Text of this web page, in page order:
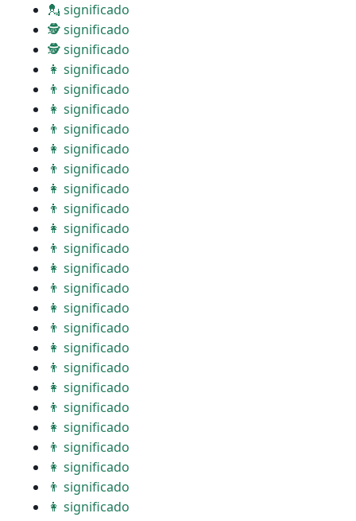
💂 significado
🕵 significado
🕵 significado
👩 significado
👨 significado
👩 significado
👨 significado
👩 significado
👨 significado
👩 significado
👨 significado
👩 significado
👨 significado
👩 significado
👨 significado
👩 significado
👨 significado
👩 significado
👨 significado
👩 significado
👨 significado
👩 significado
👨 significado
👩 significado
👨 significado
👩 significado